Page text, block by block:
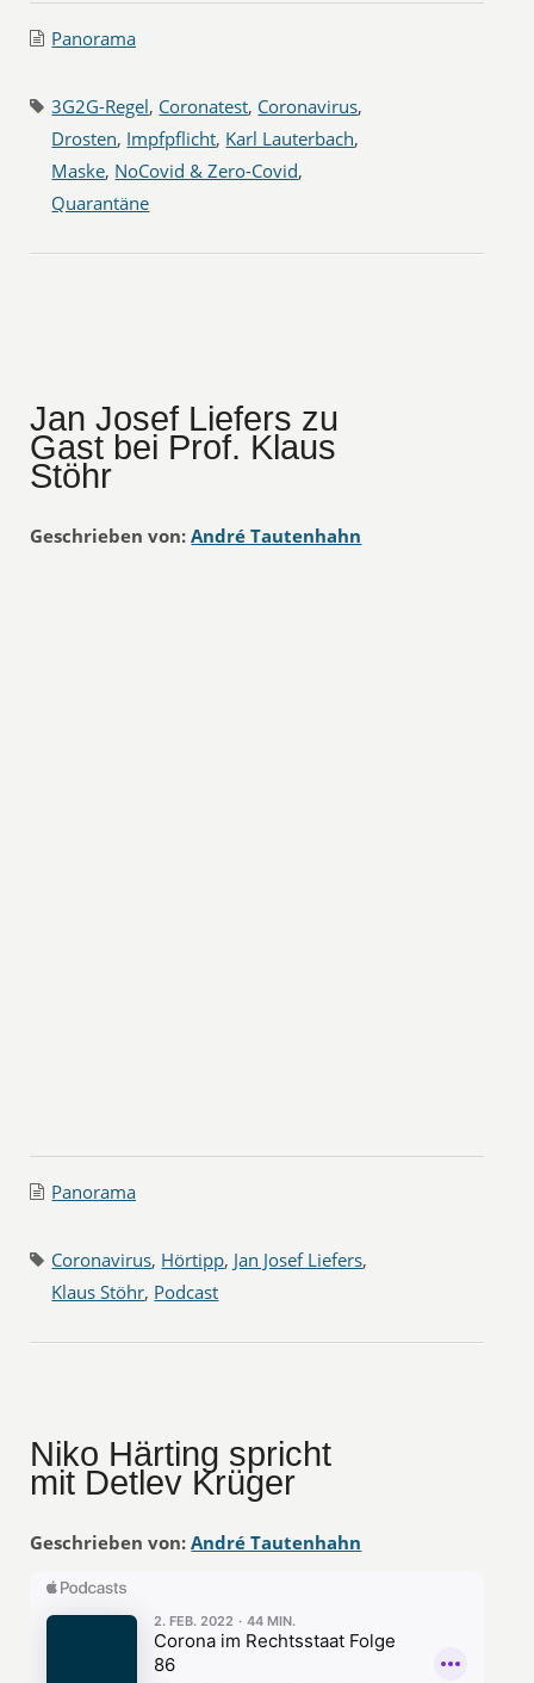
Panorama
3G2G-Regel, Coronatest, Coronavirus,
Drosten, Impfpflicht, Karl Lauterbach,
Maske, NoCovid & Zero-Covid,
Quarantäne
Jan Josef Liefers zu
Gast bei Prof. Klaus
Stöhr
Geschrieben von: André Tautenhahn
Panorama
Coronavirus, Hörtipp, Jan Josef Liefers,
Klaus Stöhr, Podcast
Niko Härting spricht
mit Detlev Krüger
Geschrieben von: André Tautenhahn